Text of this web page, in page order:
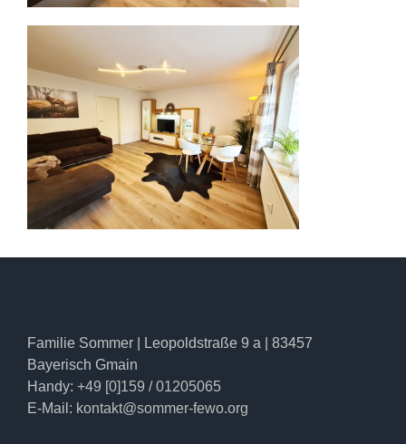
Familie Sommer | Leopoldstraße 9 a | 83457
Bayerisch Gmain
Handy: +49 [0]159 / 01205065
E-Mail: kontakt@sommer-fewo.org